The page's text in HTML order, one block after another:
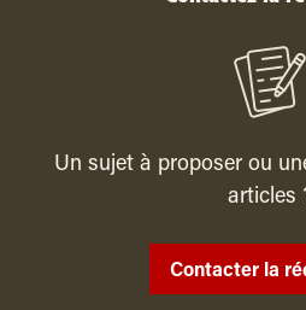
Un sujet à proposer ou
articles
Contacter la